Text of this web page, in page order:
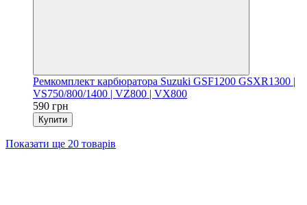
Ремкомплект карбюратора Suzuki GSF1200 GSXR1300 |
VS750/800/1400 | VZ800 | VX800
590 грн
Купити
Показати ще 20 товарів